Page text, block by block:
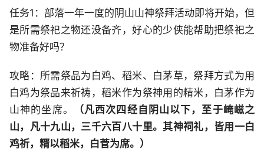
任务1：部落一年一度的阴山山神祭拜活动即将开始，但
是所需祭祀之物还没备齐，好心的少侠能帮助把祭祀之
物准备好吗？
攻略：所需祭品为白鸡、稻米、白茅草，祭拜方式为用
白鸡为祭品来祈祷，稻米作为祭神用的精米，白茅作为
山神的坐席。
（凡西次四经自阴山以下，至于崦嵫之
山，凡十九山，三千六百八十里。其神祠礼，皆用一白
鸡祈，糈以稻米，白菅为席。）